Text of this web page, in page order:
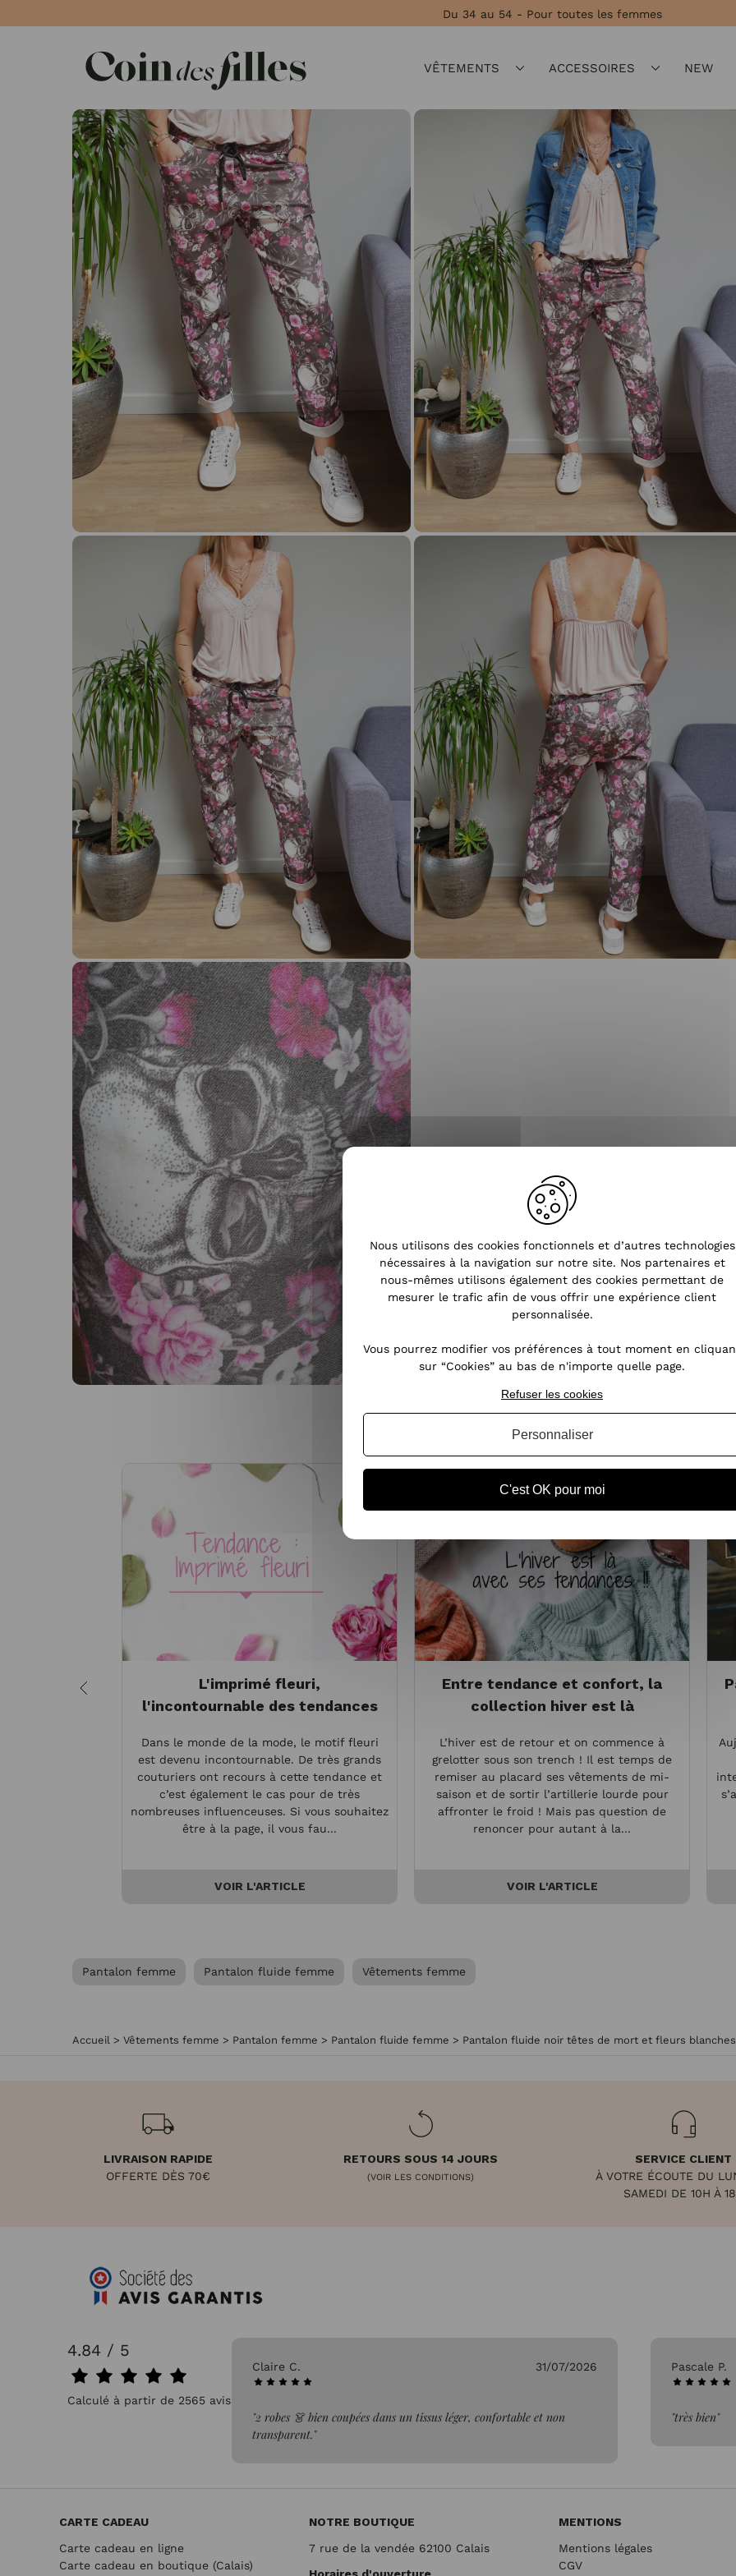
Du 34 au 54 - Pour toutes les femmes
VÊTEMENTS ACCESSOIRES NEW
Tendances
L'imprimé fleuri,
l'incontournable des tendances
Dans le monde de la mode, le motif fleuri
est devenu incontournable. De très grands
couturiers ont recours à cette tendance et
c’est également le cas pour de très
nombreuses influenceuses. Si vous souhaitez
être à la page, il vous fau...
VOIR L'ARTICLE
Entre tendance et confort, la
collection hiver est là
L’hiver est de retour et on commence à
grelotter sous son trench ! Il est temps de
remiser au placard ses vêtements de mi-
saison et de sortir l’artillerie lourde pour
affronter le froid ! Mais pas question de
renoncer pour autant à la...
VOIR L'ARTICLE
Pantalon femme Pantalon fluide femme Vêtements femme
Accueil > Vêtements femme > Pantalon femme > Pantalon fluide femme > Pantalon fluide noir têtes de mort et fleurs
LIVRAISON RAPIDE
OFFERTE DÈS 70€
RETOURS SOUS 14 JOURS
(VOIR LES CONDITIONS)
SERVICE CLIENT
À VOTRE ÉCOUTE DU
SAMEDI DE 10H À
4.84 / 5
Calculé à partir de 2565 avis.
31/07/2026 Pascale P. 26/07/2026
"très bien"
CARTE CADEAU
Carte cadeau en ligne
Carte cadeau en boutique (Calais)
NOTRE BOUTIQUE
7 rue de la vendée 62100 Calais
MENTIONS
Mentions légales
CGV
Nous utilisons des cookies fonctionnels et d’autres technologies
nécessaires à la navigation sur notre site. Nos partenaires et
nous-mêmes utilisons également des cookies permettant de
mesurer le trafic afin de vous offrir une expérience client
personnalisée.
Vous pourrez modifier vos préférences à tout moment en
sur “Cookies” au bas de n'importe quelle page.
C'est OK pour moi
Refuser les cookies
Personnaliser